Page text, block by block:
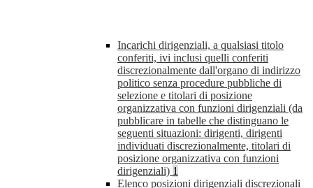
Incarichi dirigenziali, a qualsiasi titolo
conferiti, ivi inclusi quelli conferiti
discrezionalmente dall'organo di indirizzo
politico senza procedure pubbliche di
selezione e titolari di posizione
organizzativa con funzioni dirigenziali (da
pubblicare in tabelle che distinguano le
seguenti situazioni: dirigenti, dirigenti
individuati discrezionalmente, titolari di
posizione organizzativa con funzioni
dirigenziali) 1
Elenco posizioni dirigenziali discrezionali